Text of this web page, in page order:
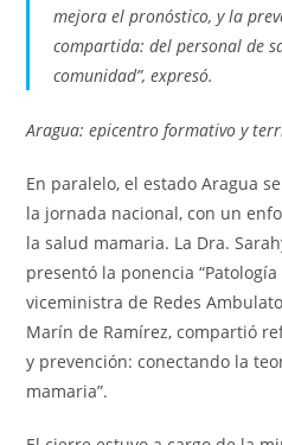
mejora el pronóstico, y la
compartida: del personal de
comunidad”, expresó.
Aragua: epicentro formativo y
En paralelo, el estado Aragua
la jornada nacional, con un
la salud mamaria. La Dra.
presentó la ponencia
viceministra de Redes
Marín de Ramírez, compartió
y prevención: conectando la
mamaria”.